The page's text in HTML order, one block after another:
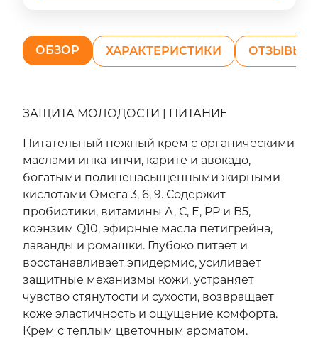
ОБЗОР ХАРАКТЕРИСТИКИ ОТЗЫВЫ
ЗАЩИТА МОЛОДОСТИ | ПИТАНИЕ
Питательный нежный крем с органическими
маслами инка-инчи, карите и авокадо,
богатыми полиненасыщенными жирными
кислотами Омега 3, 6, 9. Содержит
пробиотики, витамины А, С, Е, PP и B5,
коэнзим Q10, эфирные масла петигрейна,
лаванды и ромашки. Глубоко питает и
восстанавливает эпидермис, усиливает
защитные механизмы кожи, устраняет
чувство стянутости и сухости, возвращает
коже эластичность и ощущение комфорта.
Крем с теплым цветочным ароматом.